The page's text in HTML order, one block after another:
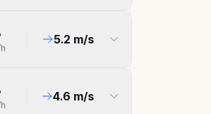
5.2 m/s
4.6 m/s